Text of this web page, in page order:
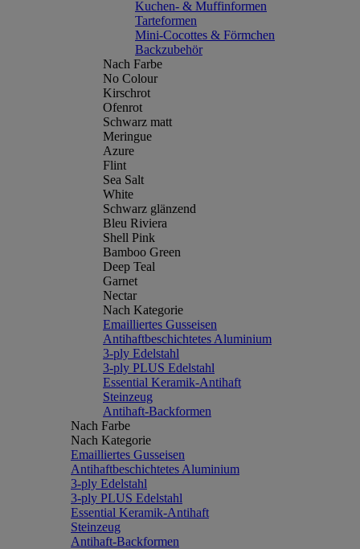
Kuchen- & Muffinformen
Tarteformen
Mini-Cocottes & Förmchen
Backzubehör
Nach Farbe
No Colour
Kirschrot
Ofenrot
Schwarz matt
Meringue
Azure
Flint
Sea Salt
White
Schwarz glänzend
Bleu Riviera
Shell Pink
Bamboo Green
Deep Teal
Garnet
Nectar
Nach Kategorie
Emailliertes Gusseisen
Antihaftbeschichtetes Aluminium
3-ply Edelstahl
3-ply PLUS Edelstahl
Essential Keramik-Antihaft
Steinzeug
Antihaft-Backformen
Nach Farbe
Nach Kategorie
Emailliertes Gusseisen
Antihaftbeschichtetes Aluminium
3-ply Edelstahl
3-ply PLUS Edelstahl
Essential Keramik-Antihaft
Steinzeug
Antihaft-Backformen